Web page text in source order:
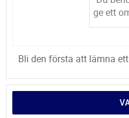
Bli den första att lämna